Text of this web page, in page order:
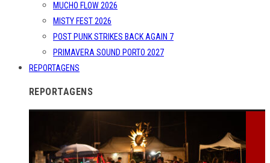
MUCHO FLOW 2026
MISTY FEST 2026
POST PUNK STRIKES BACK AGAIN 7
PRIMAVERA SOUND PORTO 2027
REPORTAGENS
REPORTAGENS